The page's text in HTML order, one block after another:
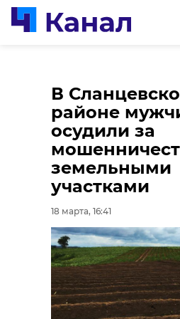
В
районе
осудили за
земельными
участками
18 марта, 16:41
Приозерские
кикбоксеры
завоевали 6
на
чемпионате
18 марта, 15:12
Учащиеся из
Сланцевского
районов
году Музей
политической
истории
18 марта, 17:51